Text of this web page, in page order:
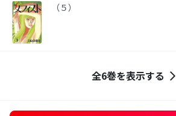
（５）
全6巻を表示する